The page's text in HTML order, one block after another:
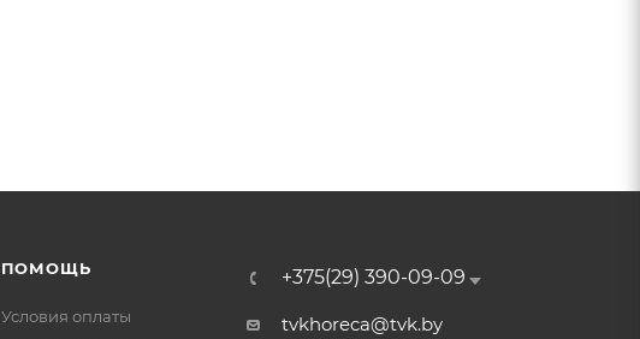
ПОМОЩЬ
Условия оплаты
+375(29) 390-09-09
tvkhoreca@tvk.by